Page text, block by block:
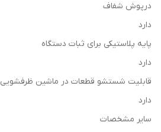
درپوش شفاف
دارد
پایه پلاستیکی برای ثبات دستگاه
دارد
قابلیت شستشو قطعات در ماشین ظرفشویی
دارد
سایر مشخصات